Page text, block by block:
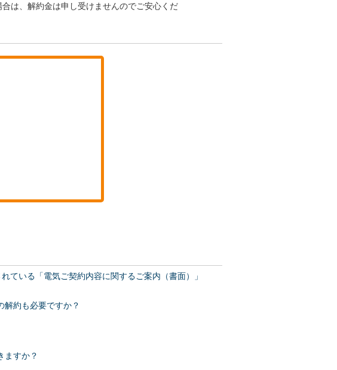
は、解約金は申し受けませんのでご安心くだ
ている「電気ご契約内容に関するご案内（書面）」
解約も必要ですか？
ますか？